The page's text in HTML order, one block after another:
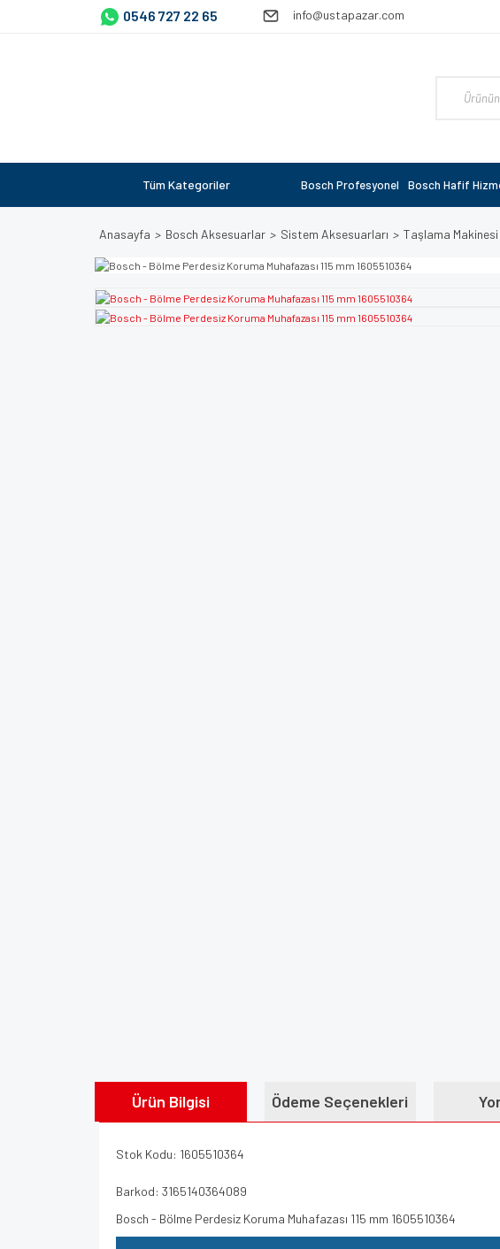
0546 727 22 65 info@ustapazar.com
Tüm Kategoriler Bosch Profesyonel Bosch Hafif
Anasayfa Bosch Aksesuarlar Sistem Aksesuarları Taşlama
Ürün Bilgisi Ödeme Seçenekleri
Stok Kodu: 1605510364
Barkod: 3165140364089
Bosch - Bölme Perdesiz Koruma Muhafazası 115 mm 1605510364